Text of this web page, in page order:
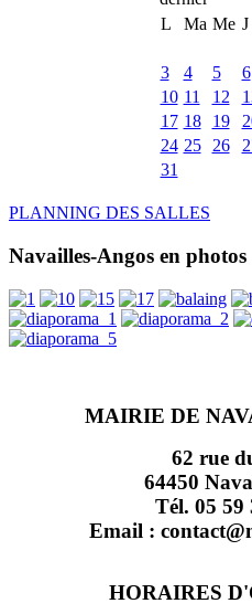
L
Ma Me J
3
4 5 6
10 11 12
17 18 19
24 25 26
31
PLANNING DES SALLES
Navailles-Angos en photos
MAIRIE DE
62 rue
64450
Tél. 05 59
Email :
HORAIRES